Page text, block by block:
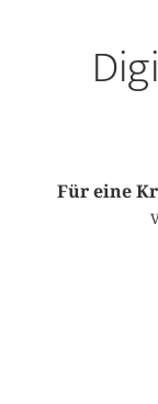
Für eine